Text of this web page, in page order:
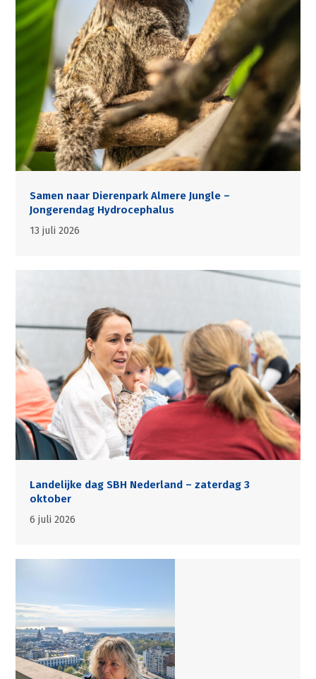
Samen naar Dierenpark Almere Jungle –
Jongerendag Hydrocephalus
13 juli 2026
Landelijke dag SBH Nederland – zaterdag 3
oktober
6 juli 2026